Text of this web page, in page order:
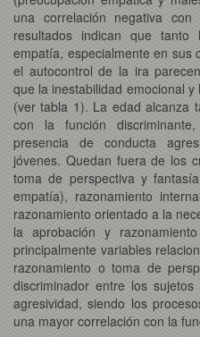
una correlación negativa
resultados indican que
empatía, especialmente en sus
el autocontrol de la ira
que la inestabilidad emocional
(ver tabla 1). La edad alcanza
con la función
presencia de conducta
jóvenes. Quedan fuera de los
toma de perspectiva y
empatía), razonamiento
razonamiento orientado a la
la aprobación y
principalmente variables
razonamiento o toma de
discriminador entre los
agresividad, siendo los
una mayor correlación con la